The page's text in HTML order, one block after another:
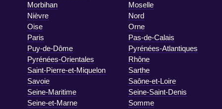
Morbihan
Moselle
Nièvre
Nord
Oise
Orne
Paris
Pas-de-Calais
Puy-de-Dôme
Pyrénées-Atlantiques
Pyrénées-Orientales
Rhône
Saint-Pierre-et-Miquelon
Sarthe
Savoie
Saône-et-Loire
Seine-Maritime
Seine-Saint-Denis
Seine-et-Marne
Somme